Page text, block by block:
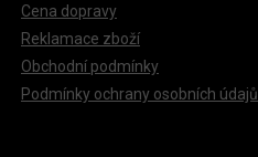
Cena dopravy
Reklamace zboží
Obchodní podmínky
Podmínky ochrany osobních údajů